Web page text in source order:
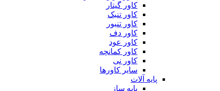
کاور گیتار
کاور تنبک
کاور تنبور
کاور دف
کاور عود
کاور کمانچه
کاور نی
سایر کاورها
پایه آلات
پایه ساز